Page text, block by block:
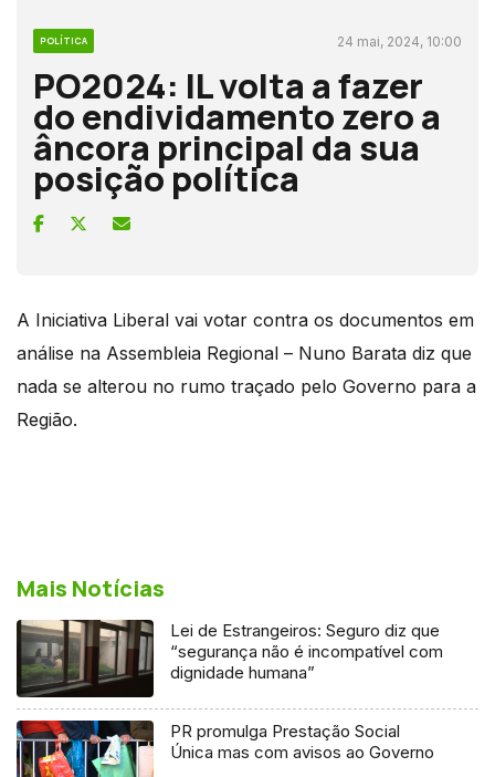
POLÍTICA 24 mai, 2024, 10:00
PO2024: IL volta a fazer
do endividamento zero a
âncora principal da sua
posição política
A Iniciativa Liberal vai votar contra os documentos em
análise na Assembleia Regional – Nuno Barata diz que
nada se alterou no rumo traçado pelo Governo para a
Região.
Mais Notícias
Lei de Estrangeiros: Seguro diz que
“segurança não é incompatível com
dignidade humana”
PR promulga Prestação Social
Única mas com avisos ao Governo